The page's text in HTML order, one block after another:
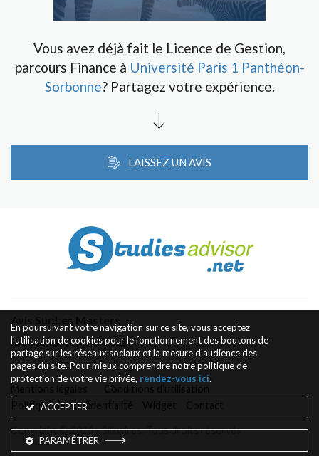
Vous avez déjà fait le Licence de Gestion,
parcours Finance à Université Paris 1 Panthéon-
Sorbonne? Partagez votre expérience.
LAISSEZ UN AVIS
Classement des Écoles
Politique de confidentialité
Copyright © 2026 - Silkwires. Tous droits réservés
En poursuivant votre navigation sur ce site, vous acceptez
l'utilisation de cookies pour le fonctionnement des boutons de
partage sur les réseaux sociaux et la mesure d'audience des
pages du site. Pour mieux comprendre notre politique de
protection de votre vie privée, rendez-vous ici.
ACCEPTER
PARAMÉTRER